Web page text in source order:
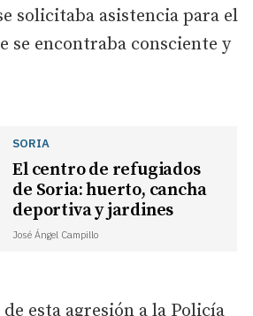
solicitaba asistencia para el
se encontraba consciente y
SORIA
El centro de refugiados
de Soria: huerto, cancha
deportiva y jardines
José Ángel Campillo
esta agresión a la Policía